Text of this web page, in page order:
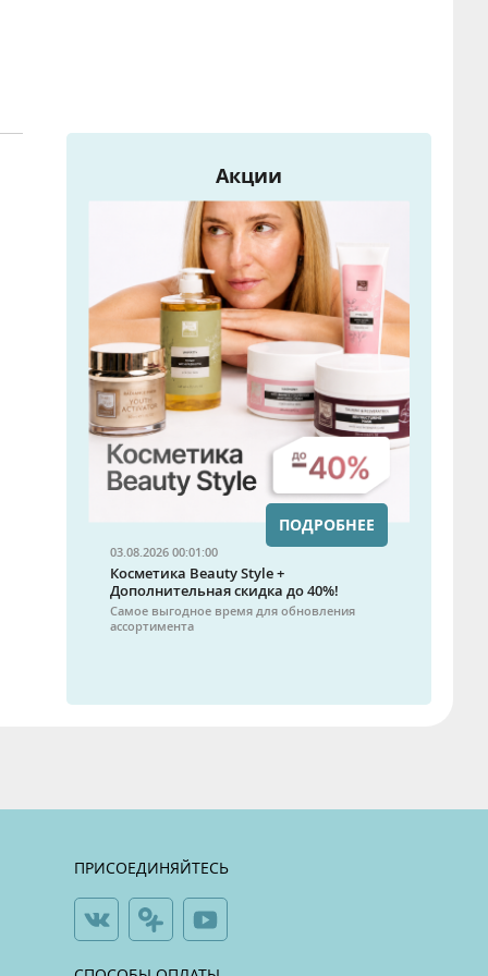
Акции
03.08.2026 00:01:00
Косметика Beauty Style +
Дополнительная скидка до 40%!
Самое выгодное время для обновления
ассортимента
ПОДРОБНЕЕ
ПРИСОЕДИНЯЙТЕСЬ